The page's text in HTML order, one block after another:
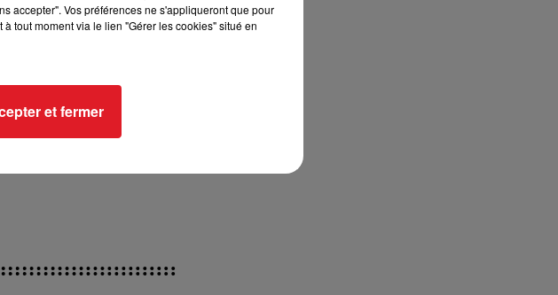
accepter". Vos préférences ne s'appliqueront que pour
tout moment via le lien "Gérer les cookies" situé en
et fermer